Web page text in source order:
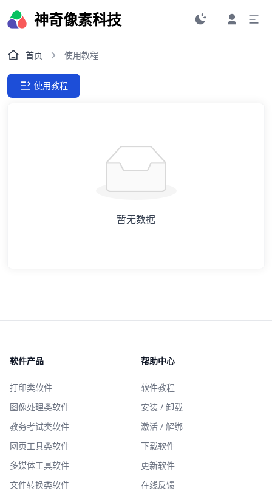
神奇像素科技
首页 使用教程
使用教程
暂无数据
软件产品
打印类软件
图像处理类软件
教务考试类软件
网页工具类软件
多媒体工具软件
文件转换类软件
帮助中心
软件教程
安装 / 卸载
激活 / 解绑
下载软件
更新软件
在线反馈